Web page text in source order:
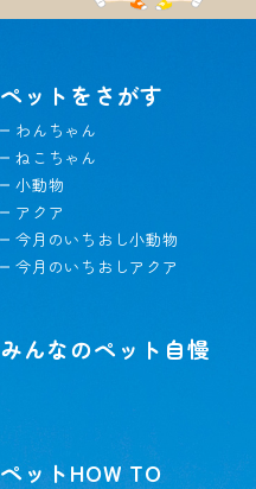
ペットをさがす
わんちゃん
ねこちゃん
小動物
アクア
今月のいちおし小動物
今月のいちおしアクア
みんなのペット自慢
ペットHOW TO